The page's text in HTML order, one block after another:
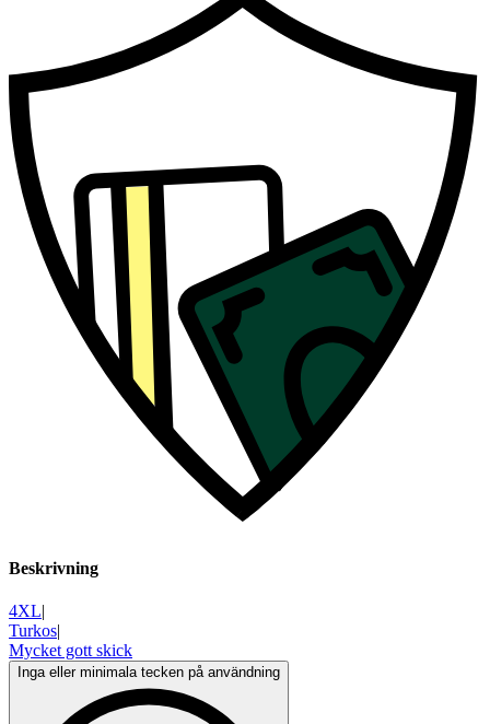
Beskrivning
4XL|
Turkos|
Mycket gott skick
Inga eller minimala tecken på användning